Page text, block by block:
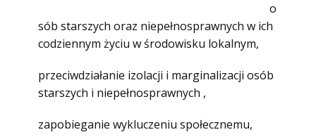
o
sób starszych oraz niepełnosprawnych w ich
codziennym życiu w środowisku lokalnym,
przeciwdziałanie izolacji i marginalizacji osób
starszych i niepełnosprawnych ,
zapobieganie wykluczeniu społecznemu,